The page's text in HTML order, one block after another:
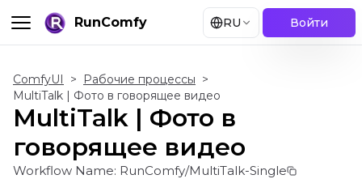
RunComfy RU Войти
ComfyUI > Рабочие процессы >
MultiTalk | Фото в говорящее видео
MultiTalk | Фото в
говорящее видео
Workflow Name: RunComfy/MultiTalk-Single